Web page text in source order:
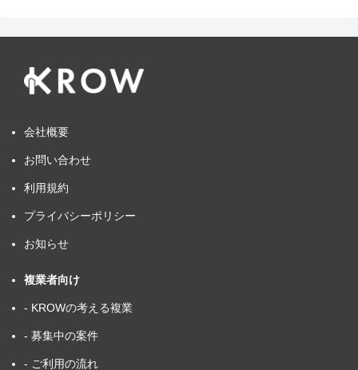
会社概要
お問い合わせ
利用規約
プライバシーポリシー
お知らせ
複業者向け
- KROWの考える複業
- 募集中の案件
- ご利用の流れ